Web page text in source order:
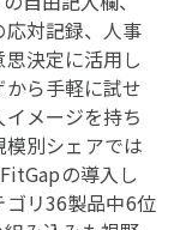
対記録、人事
決定に活用し
ら手軽に試せ
メージを持ち
別シェアでは
の導入し
リ36製品中6位